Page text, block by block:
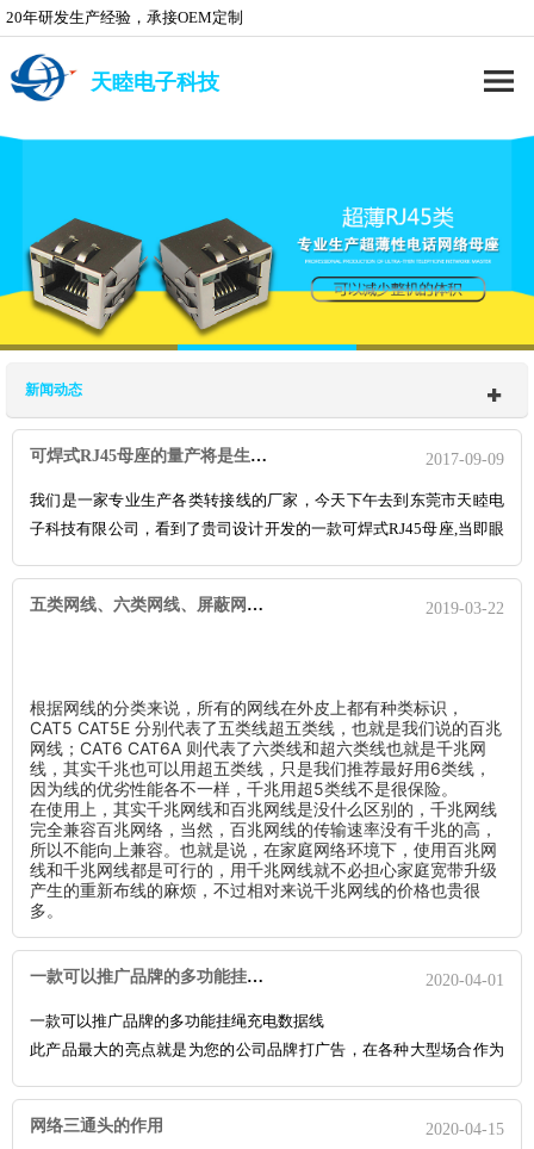
20年研发生产经验，承接OEM定制
天睦电子科技
新闻动态
可焊式RJ45母座的量产将是生产RJ45转接线厂家的福音！ 2017-09-09
我们是一家专业生产各类转接线的厂家，今天下午去到东莞市天睦电
子科技有限公司，看到了贵司设计开发的一款可焊式RJ45母座,当即眼
五类网线、六类网线、屏蔽网线、RJ45、RJ11的区别
2019-03-22
根据网线的分类来说，所有的网线在外皮上都有种类标识，
CAT5 CAT5E 分别代表了五类线超五类线，也就是我们说的百兆
网线；CAT6 CAT6A 则代表了六类线和超六类线也就是千兆网
线，其实千兆也可以用超五类线，只是我们推荐最好用6类线，
因为线的优劣性能各不一样，千兆用超5类线不是很保险。
在使用上，其实千兆网线和百兆网线是没什么区别的，千兆网线
完全兼容百兆网络，当然，百兆网线的传输速率没有千兆的高，
所以不能向上兼容。也就是说，在家庭网络环境下，使用百兆网
线和千兆网线都是可行的，用千兆网线就不必担心家庭宽带升级
产生的重新布线的麻烦，不过相对来说千兆网线的价格也贵很
多。
一款可以推广品牌的多功能挂绳充电数据线 2020-04-01
一款可以推广品牌的多功能挂绳充电数据线
此产品最大的亮点就是为您的公司品牌打广告，在各种大型场合作为
作为一种广泛使用的消耗品，需求量大，实用。定制化的标语，在客
网络三通头的作用 2020-04-15